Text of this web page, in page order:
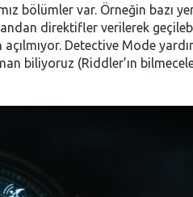
bölümler var. Örneğin bazı
direktifler verilerek
Detective Mode
biliyoruz (Riddler’ın